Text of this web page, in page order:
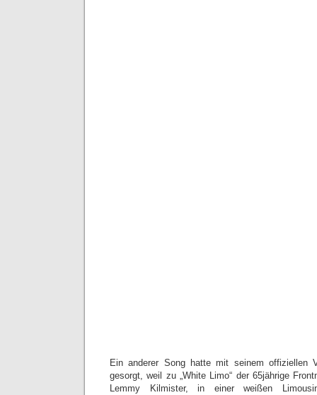
Ein anderer Song hatte mit seinem offiziellen
gesorgt, weil zu „White Limo“ der 65jährige
Lemmy Kilmister, in einer weißen